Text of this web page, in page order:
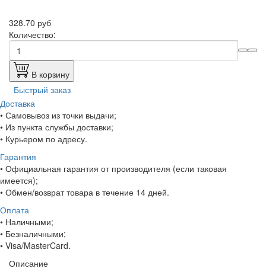
328.70 руб
Количество:
В корзину
Быстрый заказ
Доставка
• Самовывоз из точки выдачи;
• Из пункта службы доставки;
• Курьером по адресу.
Гарантия
• Официальная гарантия от производителя (если таковая
имеется);
• Обмен/возврат товара в течение 14 дней.
Оплата
• Наличными;
• Безналичными;
• Visa/MasterCard.
Описание